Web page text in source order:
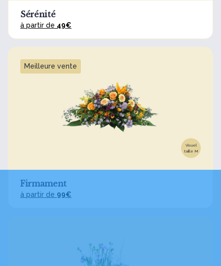
Sérénité
à partir de 49€
Meilleure vente
Visuel
taille M
Firmament
à partir de 99€